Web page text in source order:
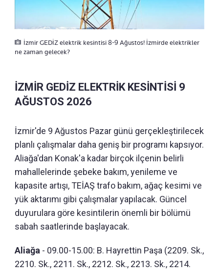
İzmir GEDİZ elektrik kesintisi 8-9 Ağustos! İzmirde elektrikler
ne zaman gelecek?
İZMİR GEDİZ ELEKTRİK KESİNTİSİ 9
AĞUSTOS 2026
İzmir'de 9 Ağustos Pazar günü gerçekleştirilecek
planlı çalışmalar daha geniş bir programı kapsıyor.
Aliağa'dan Konak'a kadar birçok ilçenin belirli
mahallelerinde şebeke bakım, yenileme ve
kapasite artışı, TEİAŞ trafo bakım, ağaç kesimi ve
yük aktarımı gibi çalışmalar yapılacak. Güncel
duyurulara göre kesintilerin önemli bir bölümü
sabah saatlerinde başlayacak.
Aliağa - 09.00-15.00: B. Hayrettin Paşa (2209. Sk.,
2210. Sk., 2211. Sk., 2212. Sk., 2213. Sk., 2214.